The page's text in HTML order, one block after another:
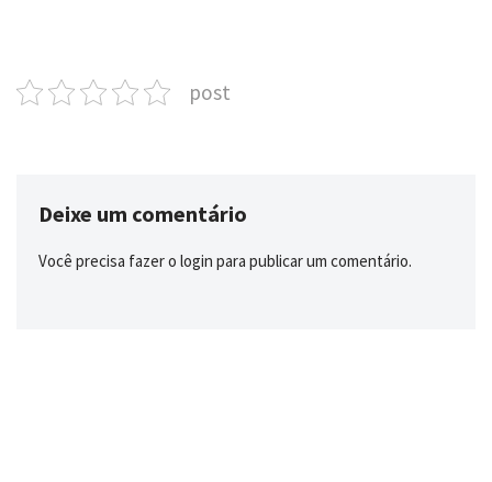
post
Deixe um comentário
Você precisa fazer o login para publicar um comentário.